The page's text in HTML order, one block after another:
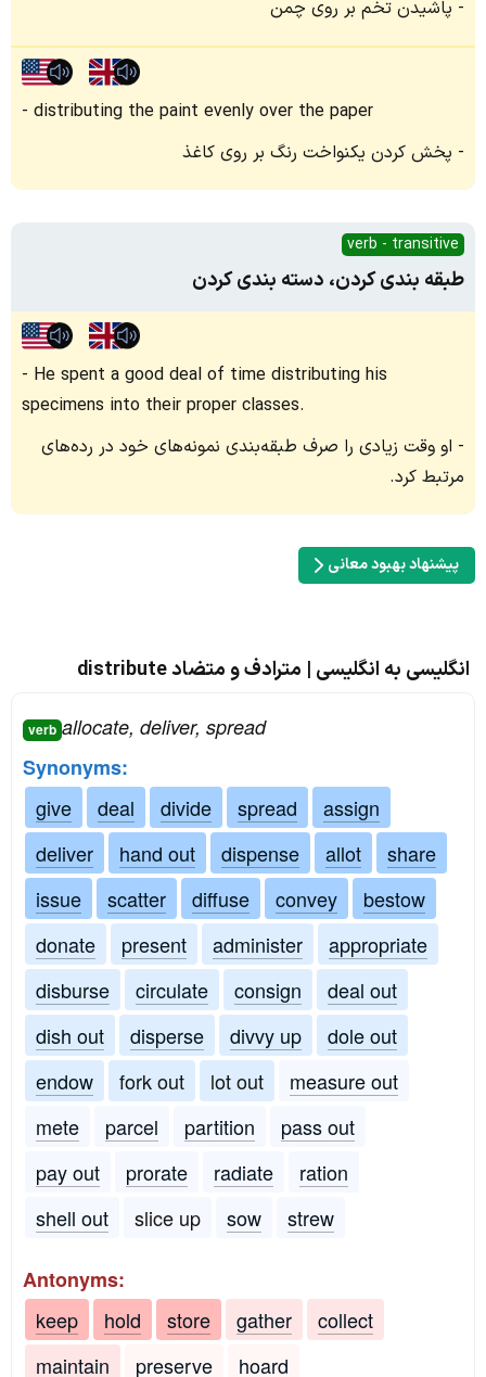
پاشیدن تخم بر روی چمن
distributing the paint evenly over the paper
پخش کردن یکنواخت رنگ بر روی کاغذ
verb - transitive
طبقه بندی کردن، دسته بندی کردن
He spent a good deal of time distributing his
specimens into their proper classes.
او وقت زیادی را صرف طبقه‌بندی نمونه‌های خود در رده‌های
مرتبط کرد.
پیشنهاد بهبود معانی
انگلیسی به انگلیسی | مترادف و متضاد distribute
verb allocate, deliver, spread
Synonyms:
give
deal divide spread
assign
deliver
hand out dispense allot
share
issue
scatter diffuse convey
bestow
donate
present administer
appropriate
disburse
circulate consign
deal out
dish out
disperse divvy up
dole out
endow
fork out lot out
measure out
mete
parcel partition
pass out
pay out
prorate radiate
ration
shell out
slice up sow strew
Antonyms:
keep
hold store gather
collect
maintain
preserve hoard